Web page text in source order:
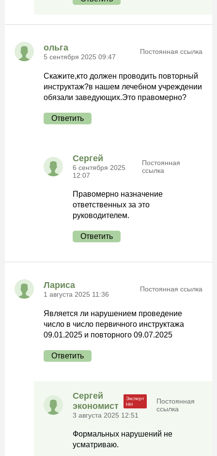
ольга
5 сентября 2025 09:47
Постоянная ссылка
Скажите,кто должен проводить повторный
инструктаж?в нашем лечебном учреждении
обязали заведующих.Это правомерно?
Ответить
Сергей
6 сентября 2025
12:07
Постоянная
ссылка
Правомерно назначение
ответственных за это
руководителем.
Ответить
Лариса
1 августа 2025 11:36
Постоянная ссылка
Является ли нарушением проведение
число в число первичного инструктажа
09.01.2025 и повторного 09.07.2025
Ответить
Сергей
экономист
3 августа 2025 12:51
Постоянная
ссылка
Формальных нарушений не
усматриваю.